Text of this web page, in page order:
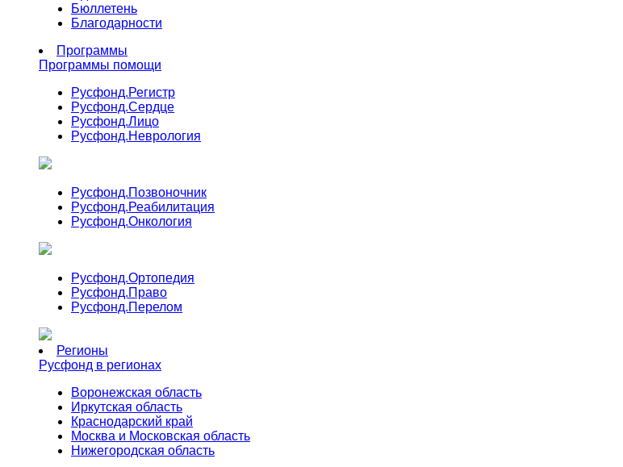
Бюллетень
Благодарности
Программы
Программы помощи
Русфонд.Регистр
Русфонд.Сердце
Русфонд.Лицо
Русфонд.Неврология
Русфонд.Позвоночник
Русфонд.Реабилитация
Русфонд.Онкология
Русфонд.Ортопедия
Русфонд.Право
Русфонд.Перелом
Регионы
Русфонд в регионах
Воронежская область
Иркутская область
Краснодарский край
Москва и Московская область
Нижегородская область